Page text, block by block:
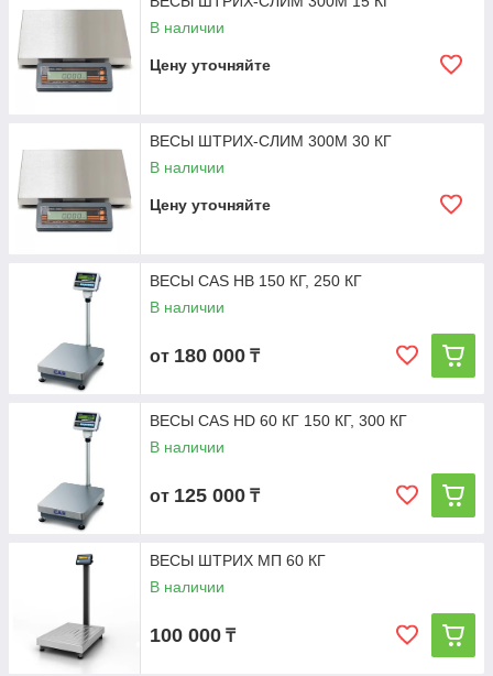
В наличии
Цену уточняйте
ВЕСЫ ШТРИХ-СЛИМ 300М 30 КГ
В наличии
Цену уточняйте
ВЕСЫ CAS HB 150 КГ, 250 КГ
В наличии
от 180 000 ₸
ВЕСЫ CAS HD 60 КГ 150 КГ, 300 КГ
В наличии
от 125 000 ₸
ВЕСЫ ШТРИХ МП 60 КГ
В наличии
100 000 ₸